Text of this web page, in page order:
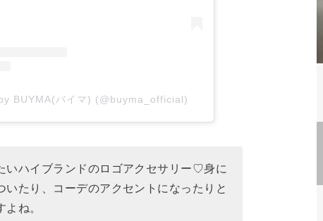
BUYMA(バイマ) (@buyma_official)
いハイブランドのロゴアクセサリー♡身に
いたり、コーデのアクセントになったりと
ね。